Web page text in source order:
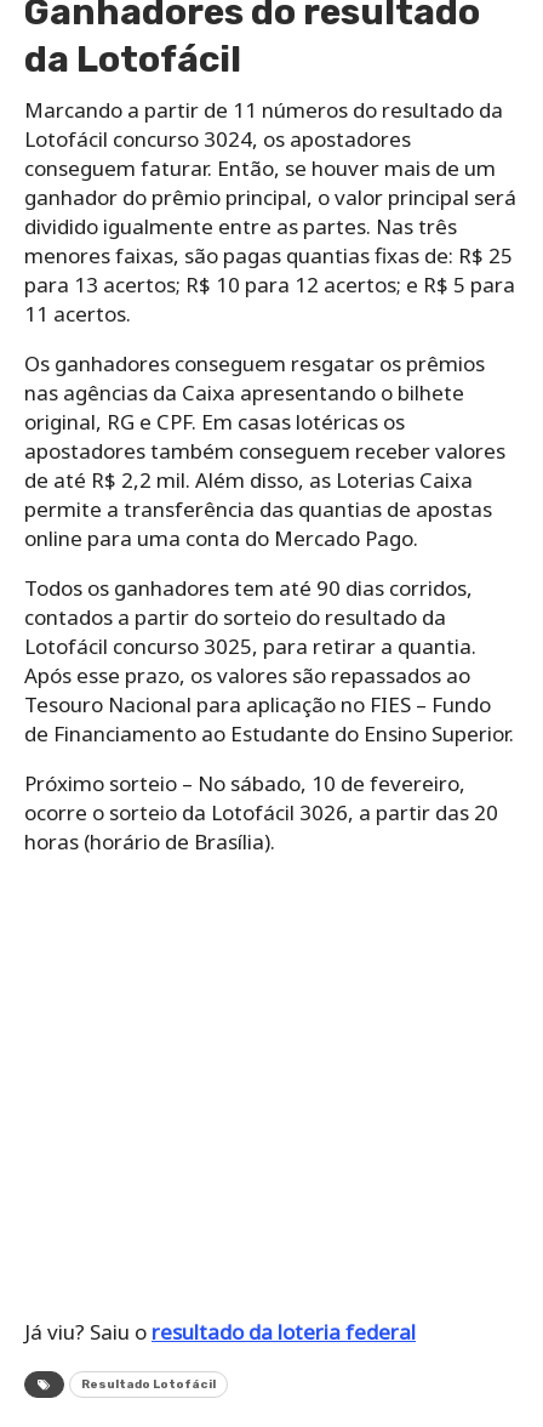
Ganhadores do resultado
da Lotofácil
Marcando a partir de 11 números do resultado da
Lotofácil concurso 3024, os apostadores
conseguem faturar. Então, se houver mais de um
ganhador do prêmio principal, o valor principal será
dividido igualmente entre as partes. Nas três
menores faixas, são pagas quantias fixas de: R$ 25
para 13 acertos; R$ 10 para 12 acertos; e R$ 5 para
11 acertos.
Os ganhadores conseguem resgatar os prêmios
nas agências da Caixa apresentando o bilhete
original, RG e CPF. Em casas lotéricas os
apostadores também conseguem receber valores
de até R$ 2,2 mil. Além disso, as Loterias Caixa
permite a transferência das quantias de apostas
online para uma conta do Mercado Pago.
Todos os ganhadores tem até 90 dias corridos,
contados a partir do sorteio do resultado da
Lotofácil concurso 3025, para retirar a quantia.
Após esse prazo, os valores são repassados ao
Tesouro Nacional para aplicação no FIES – Fundo
de Financiamento ao Estudante do Ensino Superior.
Próximo sorteio – No sábado, 10 de fevereiro,
ocorre o sorteio da Lotofácil 3026, a partir das 20
horas (horário de Brasília).
Já viu? Saiu o resultado da loteria federal
Resultado Lotofácil